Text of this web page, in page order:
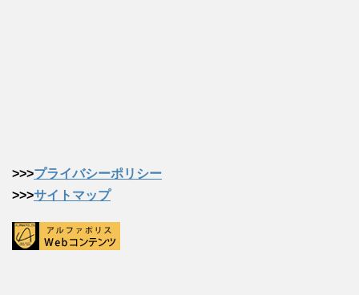
>>>プライバシーポリシー
>>>サイトマップ